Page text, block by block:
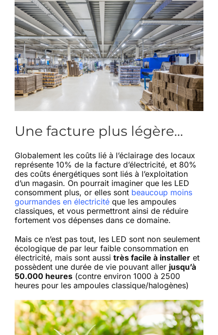
Une facture plus légère…
Globalement les coûts lié à l’éclairage des locaux
représente 10% de la facture d’électricité, et 80%
des coûts énergétiques sont liés à l’exploitation
d’un magasin. On pourrait imaginer que les LED
consomment plus, or elles sont beaucoup moins
gourmandes en électricité que les ampoules
classiques, et vous permettront ainsi de réduire
fortement vos dépenses dans ce domaine.
Mais ce n’est pas tout, les LED sont non seulement
écologique de par leur faible consommation en
électricité, mais sont aussi très facile à installer et
possèdent une durée de vie pouvant aller jusqu’à
50.000 heures (contre environ 1000 à 2500
heures pour les ampoules classique/halogènes)